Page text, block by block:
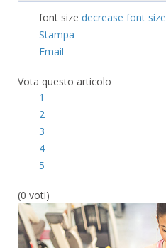
font size decrease font size
Stampa
Email
Vota questo articolo
1
2
3
4
5
(0 voti)